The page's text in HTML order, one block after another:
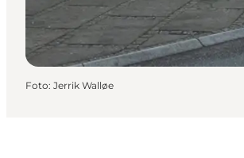
Foto: Jerrik Walløe